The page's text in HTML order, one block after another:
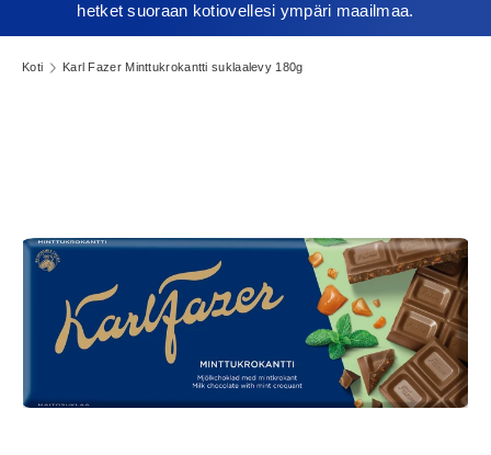
hetket suoraan kotiovellesi ympäri maailmaa.
Koti Karl Fazer Minttukrokantti suklaalevy 180g